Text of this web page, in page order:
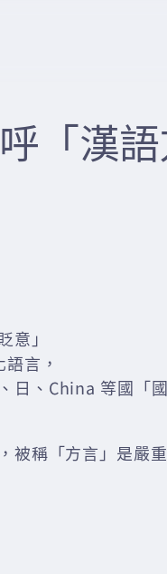
「漢
意」
言，
日、China 等國「
被稱「方言」是嚴